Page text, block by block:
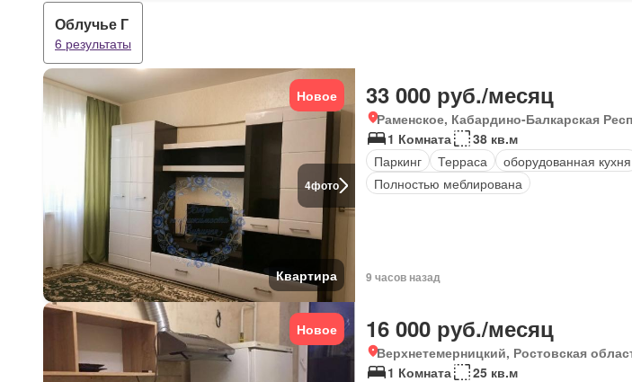
Облучье Г
6 результаты
4фото
Новое
Квартира
33 000 руб./месяц
Раменское, Кабардино-Балкарская
1 Комната
38 кв.м
Паркинг
Терраса оборудованная кухня
Полностью меблирована
9 часов назад
Новое 16 000 руб./месяц
Верхнетемерницкий, Ростовская
1 Комната
25 кв.м